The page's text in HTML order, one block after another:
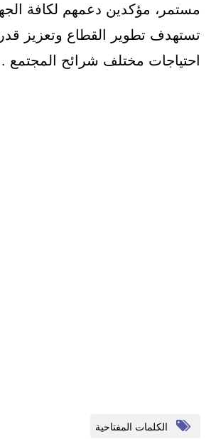
مستمر، مؤكدين دعمهم لكافة
تستهدف تطوير القطاع وتعزيز
احتياجات مختلف شرائح المجتمع .
الكلمات المفتاحية